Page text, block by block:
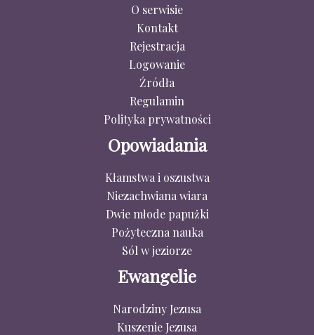
O serwisie
Kontakt
Rejestracja
Logowanie
Źródła
Regulamin
Polityka prywatności
Opowiadania
Kłamstwa i oszustwa
Niezachwiana wiara
Dwie młode papużki
Pożyteczna nauka
Sól w jeziorze
Ewangelie
Narodziny Jezusa
Kuszenie Jezusa